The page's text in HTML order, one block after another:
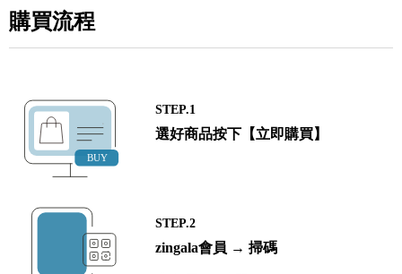
購買流程
STEP.1
選好商品按下【立即購買】
STEP.2
zingala會員 → 掃碼